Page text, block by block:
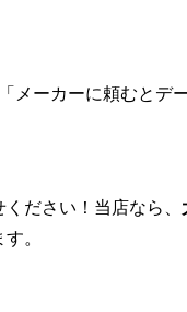
メーカーに頼むとデ
ください！当店なら、
。